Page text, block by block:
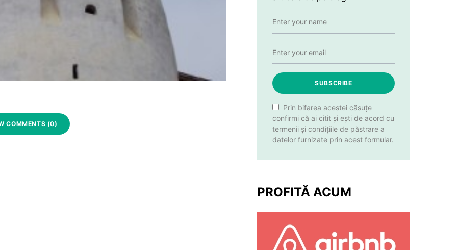
COMMENTS (0)
SUBSCRIBE
Prin bifarea acestei căsuțe
confirmi că ai citit și ești de acord cu
termenii și condițiile de păstrare a
datelor furnizate prin acest formular.
PROFITĂ ACUM